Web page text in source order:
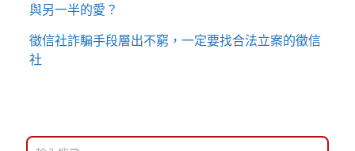
與另一半的愛？
徵信社詐騙手段層出不窮，一定要找合法立案的徵信
社